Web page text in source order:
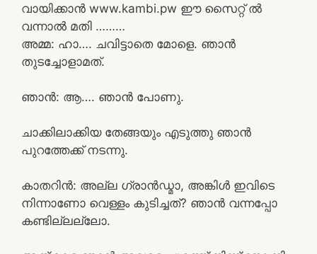
വായിക്കാൻ www.kambi.pw ഈ സൈറ്റ് ൽ
വന്നാൽ മതി ………
അമ്മ: ഹാ…. ചവിട്ടാതെ മോളെ. ഞാൻ
തുടച്ചോളാമത്.
ഞാൻ: ആ…. ഞാൻ പോണു.
ചാക്കിലാക്കിയ തേങ്ങയും എടുത്തു ഞാൻ
പുറത്തേക്ക് നടന്നു.
കാതറിൻ: അല്ല ഗ്രാൻഡ്മാ, അങ്കിൾ ഇവിടെ
നിന്നാണോ വെള്ളം കുടിച്ചത്? ഞാൻ വന്നപ്പോ
കണ്ടില്ലല്ലോ.